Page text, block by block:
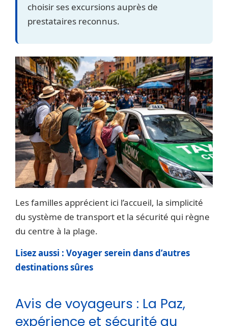
choisir ses excursions auprès de
prestataires reconnus.
Les familles apprécient ici l’accueil, la simplicité
du système de transport et la sécurité qui règne
du centre à la plage.
Lisez aussi : Voyager serein dans d’autres
destinations sûres
Avis de voyageurs : La Paz,
expérience et sécurité au